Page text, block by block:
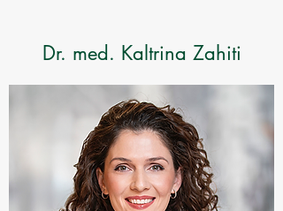
Dr. med. Kaltrina Zahiti